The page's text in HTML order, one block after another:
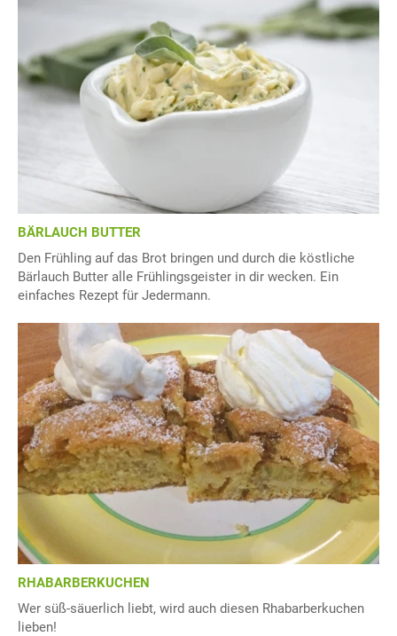
BÄRLAUCH BUTTER
Den Frühling auf das Brot bringen und durch die köstliche
Bärlauch Butter alle Frühlingsgeister in dir wecken. Ein
einfaches Rezept für Jedermann.
RHABARBERKUCHEN
Wer süß-säuerlich liebt, wird auch diesen Rhabarberkuchen
lieben!